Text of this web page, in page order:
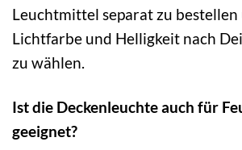
Leuchtmittel separat zu bestellen
Lichtfarbe und Helligkeit nach
zu wählen.
Ist die Deckenleuchte auch für
geeignet?